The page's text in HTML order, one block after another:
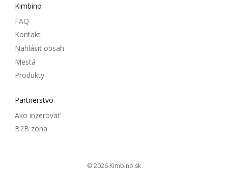
Kimbino
FAQ
Kontakt
Nahlásiť obsah
Mestá
Produkty
Partnerstvo
Ako inzerovať
B2B zóna
© 2026 kimbino.sk